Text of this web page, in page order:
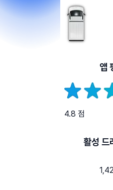
앱
4.8 점
활성 드